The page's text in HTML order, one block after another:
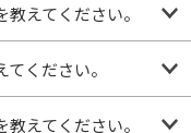
えてください。
ください。
えてください。